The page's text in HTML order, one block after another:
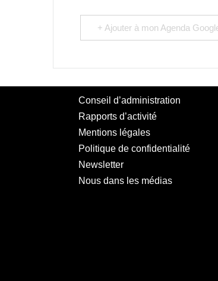
+ Ajouter à mon Agenda
Conseil d’administration
Rapports d’activité
Mentions légales
Politique de confidentialité
Newsletter
Nous dans les médias